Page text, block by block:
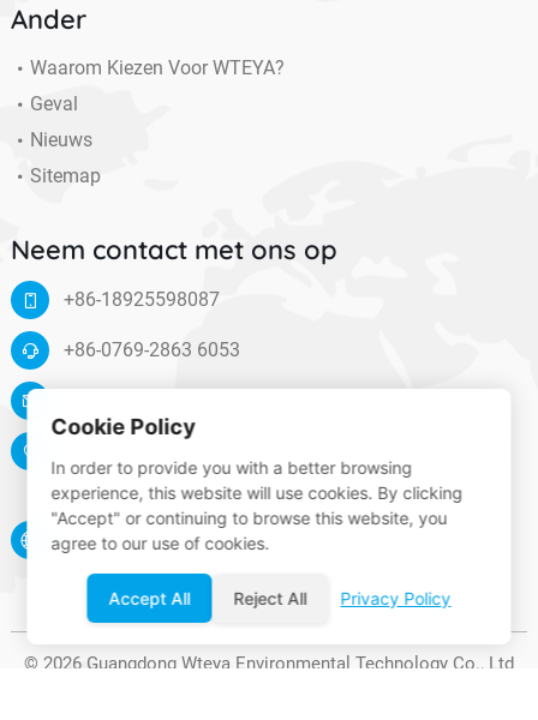
Ander
Waarom Kiezen Voor WTEYA?
Geval
Nieuws
Sitemap
Neem contact met ons op
+86-18925598087
+86-0769-2863 6053
District, Dongguan, Guangdong, China
www.wteya.com
© 2026 Guangdong Wteya Environmental Technology Co., Ltd
Cookie Policy
In order to provide you with a better browsing
experience, this website will use cookies. By clicking
"Accept" or continuing to browse this website, you
agree to our use of cookies.
Accept All Reject All Privacy Policy